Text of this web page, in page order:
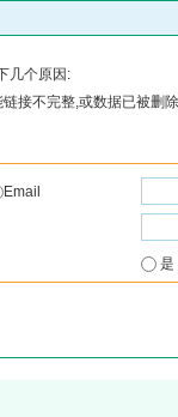
几个原因:
接不完整,或数据已被删
Email